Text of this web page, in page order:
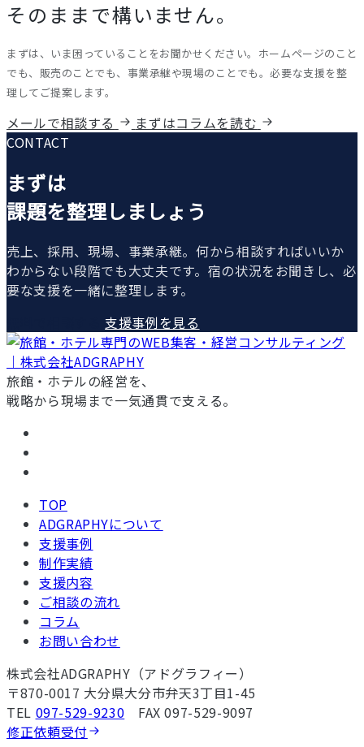
そのままで構いません。
まずは、いま困っていることをお聞かせください。ホームページのこと
でも、販売のことでも、事業承継や現場のことでも。必要な支援を整
理してご提案します。
メールで相談する
まずはコラムを読む
CONTACT
まずは
課題を整理しましょう
売上、採用、現場、事業承継。何から相談すればいいか
わからない段階でも大丈夫です。宿の状況をお聞きし、必
要な支援を一緒に整理します。
支援事例を見る
旅館・ホテルの経営を、
戦略から現場まで一気通貫で支える。
TOP
ADGRAPHYについて
支援事例
制作実績
支援内容
ご相談の流れ
コラム
お問い合わせ
株式会社ADGRAPHY（アドグラフィー）
〒870-0017 大分県大分市弁天3丁目1-45
TEL 097-529-9230 FAX 097-529-9097
修正依頼受付